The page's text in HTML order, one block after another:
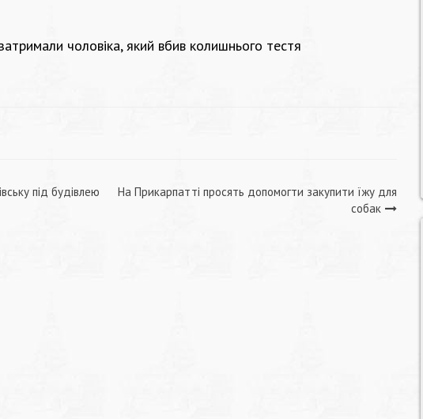
під будівлею
На Прикарпатті просять допомогти закупити їжу для
собак